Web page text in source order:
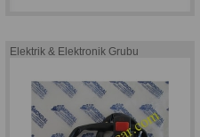
Elektrik & Elektronik Grubu